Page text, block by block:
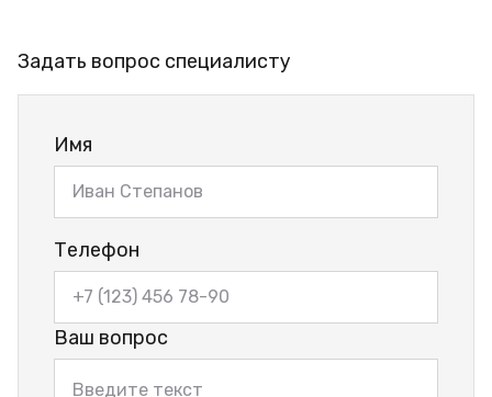
Задать вопрос специалисту
Имя
Телефон
Ваш вопрос